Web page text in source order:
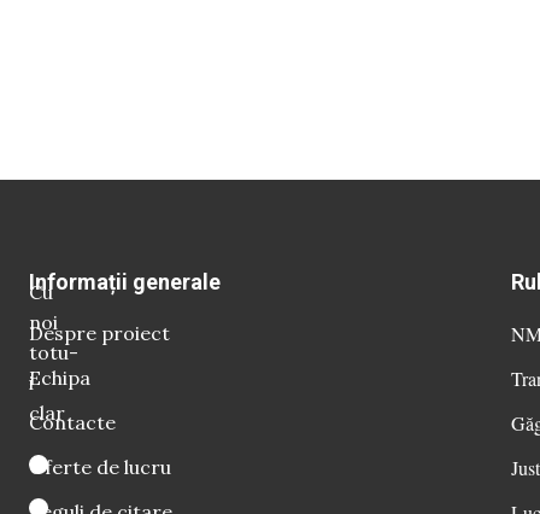
Cu
noi
totu-
i
clar
Informații generale
Despre proiect
Echipa
Contacte
Oferte de lucru